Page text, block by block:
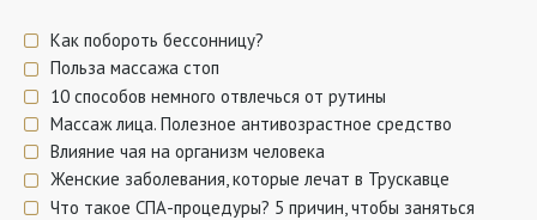
Как побороть бессонницу?
Польза массажа стоп
10 способов немного отвлечься от рутины
Массаж лица. Полезное антивозрастное средство
Влияние чая на организм человека
Женские заболевания, которые лечат в Трускавце
Что такое СПА-процедуры? 5 причин, чтобы заняться